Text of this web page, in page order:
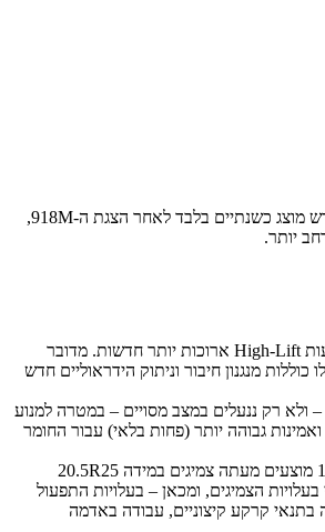
החדש מוצג כשנתיים בלבד לאחר הצגת ה-918M,
קטרפילר 918M מוצע מעתה עם 4 תוספות חדשות, חלקן תוצענה בתוספת תשלום, וחלק כחלק מעלות הכלי – תלוי במדיניות היבואן המקומי. האופציה הראשונה היא מערכת זרועות High-Lift ארוכות יותר חדשות. מדובר
כוללות מנגנון חיבור וניתוק הידראוליים חדש
– ולא רק ננעלים במצב מסויים – במטרה למנוע
גבוהה יותר (פחות בלאי) עבור החומר
כמעמיס רב תכליתי המיועד, כאמור, למגוון תעשיות ומשימות, מוצע מעתה ה-918M החדש עם מגוון צמיגים 'מהמפעל' רחב ועשיר יותר. אל הצמיגים הסטנדרטיים במידה 17.5R25 מוצעים מעתה צמיגים במידה 20.5R25
הכל יחד, על-פי קטרפילר, מוביל לחיסכון משמעותי בעלויות הצמיגים, ומכאן – בעלויות התפעול
בתנאי קרקע קיצוניים, עבודה באדמה